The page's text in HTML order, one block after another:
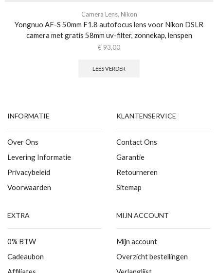
Camera Lens, Nikon
Yongnuo AF-S 50mm F1.8 autofocus lens voor Nikon DSLR
camera met gratis 58mm uv-filter, zonnekap, lenspen
€ 93,00
LEES VERDER
INFORMATIE
Over Ons
Levering Informatie
Privacybeleid
Voorwaarden
KLANTENSERVICE
Contact Ons
Garantie
Retourneren
Sitemap
EXTRA
0% BTW
Cadeaubon
MIJN ACCOUNT
Mijn account
Overzicht bestellingen